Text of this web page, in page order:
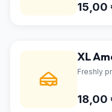
15,00
XL
Freshly
18,00